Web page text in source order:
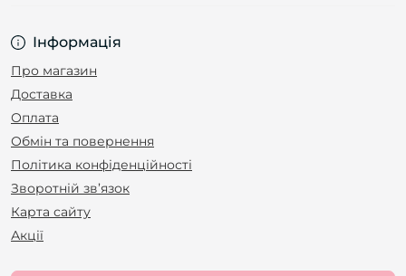
Інформація
Про магазин
Доставка
Оплата
Обмін та повернення
Політика конфіденційності
Зворотній зв’язок
Карта сайту
Акції